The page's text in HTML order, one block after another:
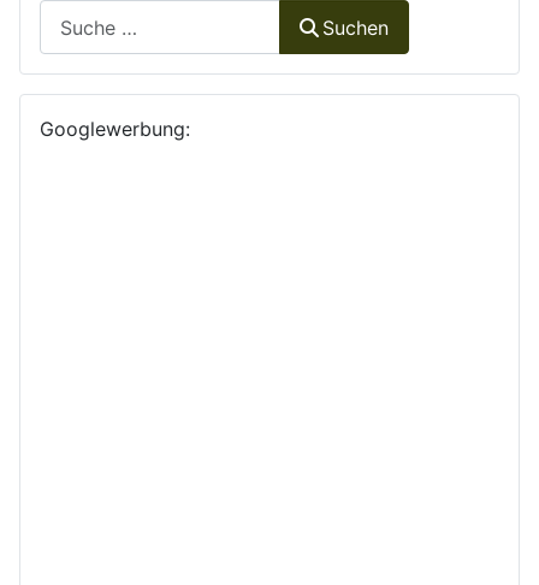
Suchen
Googlewerbung: